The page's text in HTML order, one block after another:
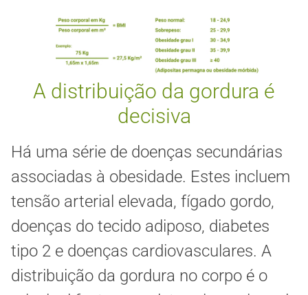
A distribuição da gordura é
decisiva
Há uma série de doenças secundárias
associadas à obesidade. Estes incluem
tensão arterial elevada, fígado gordo,
doenças do tecido adiposo, diabetes
tipo 2 e doenças cardiovasculares. A
distribuição da gordura no corpo é o